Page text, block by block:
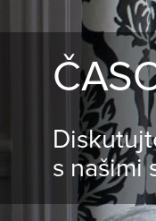
s našimi